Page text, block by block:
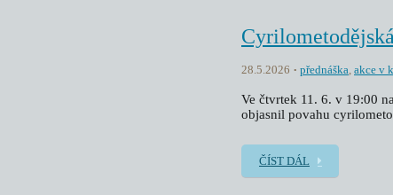
28.5.2026 přednáška, akce v
Ve čtvrtek 11. 6. v 19:00
objasnil povahu
ČÍST DÁL